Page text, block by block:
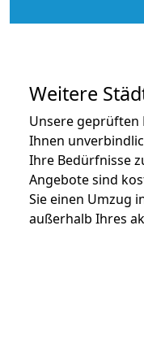
Weitere
Unsere
Ihnen
Ihre Bedürfnisse
Angebote sind
Sie einen Umzug
außerhalb Ihres